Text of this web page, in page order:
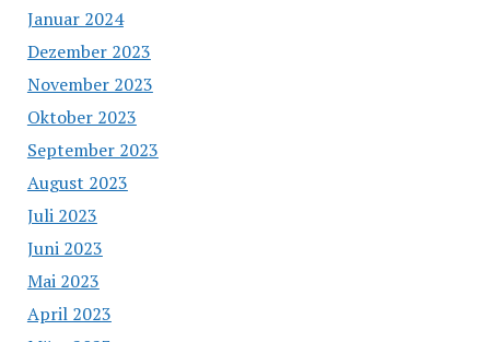
Januar 2024
Dezember 2023
November 2023
Oktober 2023
September 2023
August 2023
Juli 2023
Juni 2023
Mai 2023
April 2023